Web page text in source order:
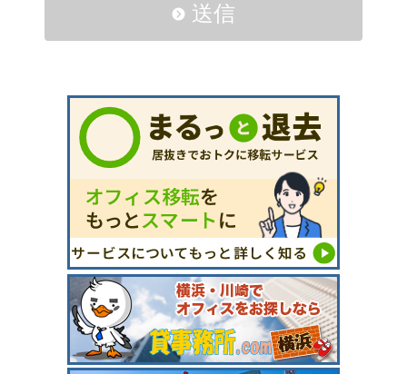
送信